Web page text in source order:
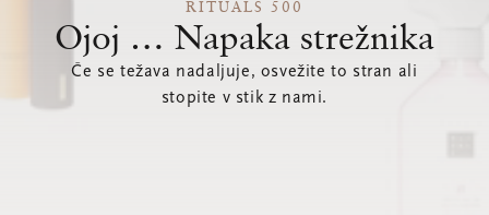
RITUALS 500
Ojoj … Napaka strežnika
Če se težava nadaljuje, osvežite to stran ali
stopite v stik z nami.